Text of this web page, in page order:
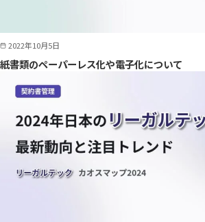
2022年10月5日
紙書類のペーパーレス化や電子化について